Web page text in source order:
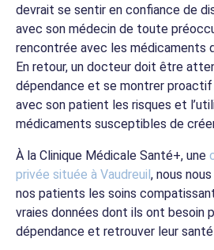
devrait se sentir en confiance de
avec son médecin de toute
rencontrée avec les médicaments
En retour, un docteur doit être
dépendance et se montrer proactif
avec son patient les risques et
médicaments susceptibles de
À la Clinique Médicale Santé+, une
privée située à Vaudreuil , nous
nos patients les soins
vraies données dont ils ont besoin
dépendance et retrouver leur